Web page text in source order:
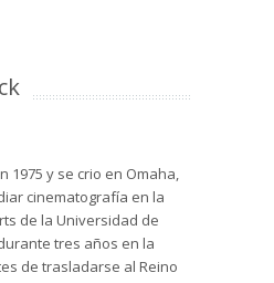
1975 y se crio en Omaha,
cinematografía en la
de la Universidad de
tres años en la
de trasladarse al Reino